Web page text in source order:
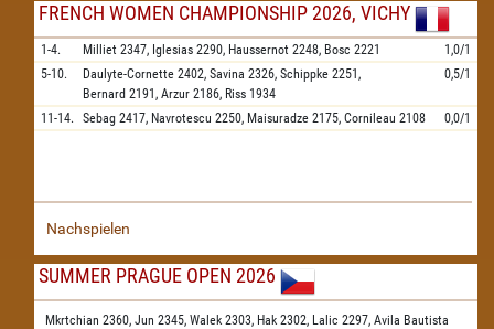
FRENCH WOMEN CHAMPIONSHIP 2026, VICHY
1-4. Milliet 2347, Iglesias 2290, Haussernot 2248, Bosc 2221
1,0/1
5-10.
Daulyte-Cornette 2402, Savina 2326, Schippke 2251,
Bernard 2191, Arzur 2186, Riss 1934
0,5/1
11-14. Sebag 2417, Navrotescu 2250, Maisuradze 2175, Cornileau 2108 0,0/1
Nachspielen
SUMMER PRAGUE OPEN 2026
Mkrtchian 2360, Jun 2345, Walek 2303, Hak 2302, Lalic 2297, Avila Bautista